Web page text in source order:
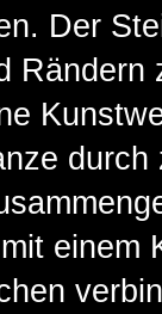
Der
Rändern
einem